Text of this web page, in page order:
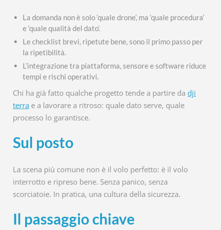
La domanda non è solo ‘quale drone’, ma ‘quale procedura’
e ‘quale qualità del dato’.
Le checklist brevi, ripetute bene, sono il primo passo per
la ripetibilità.
L’integrazione tra piattaforma, sensore e software riduce
tempi e rischi operativi.
Chi ha già fatto qualche progetto tende a partire dadji
terra e a lavorare a ritroso: quale dato serve, quale
processo lo garantisce.
Sul posto
La scena più comune non è il volo perfetto: è il volo
interrotto e ripreso bene. Senza panico, senza
scorciatoie. In pratica, una cultura della sicurezza.
Il passaggio chiave